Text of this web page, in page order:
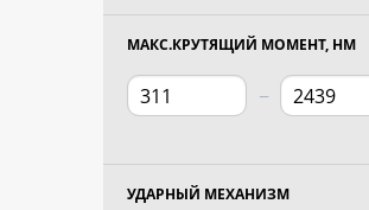
МАКС.КРУТЯЩИЙ МОМЕНТ, НМ
−
УДАРНЫЙ МЕХАНИЗМ